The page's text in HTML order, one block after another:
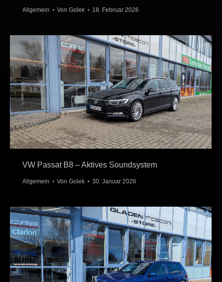
Allgemein Von Golek 18. Februar 2026
VW Passat B8 – Aktives Soundsystem
Allgemein Von Golek 30. Januar 2026